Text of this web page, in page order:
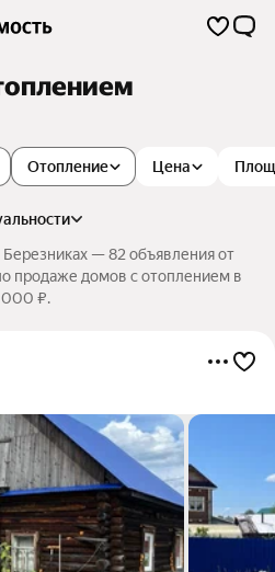
Цена
Отопление
— 82 объявления от
продаже домов с отоплением в
000 ₽.